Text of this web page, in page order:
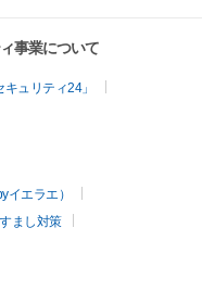
事業について
ュリティ24」
エラエ）
まし対策